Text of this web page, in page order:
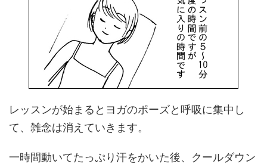
レッスンが始まるとヨガのポーズと呼吸に集中し
て、雑念は消えていきます。
一時間動いてたっぷり汗をかいた後、クールダウン